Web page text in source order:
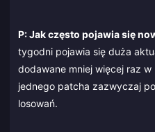
P: Jak często pojawia się
tygodni pojawia się duża
dodawane mniej więcej raz
jednego patcha zazwyczaj
losowań.